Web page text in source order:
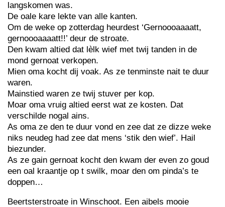
langskomen was.
De oale kare lekte van alle kanten.
Om de weke op zotterdag heurdest ‘Gernoooaaaatt,
gernoooaaaatt!!’ deur de stroate.
Den kwam altied dat lèlk wief met twij tanden in de
mond gernoat verkopen.
Mien oma kocht dij voak. As ze tenminste nait te duur
waren.
Mainstied waren ze twij stuver per kop.
Moar oma vruig altied eerst wat ze kosten. Dat
verschilde nogal ains.
As oma ze den te duur vond en zee dat ze dizze weke
niks neudeg had zee dat mens ‘stik den wief’. Hail
biezunder.
As ze gain gernoat kocht den kwam der even zo goud
een oal kraantje op t swilk, moar den om pinda’s te
doppen…
Beertsterstroate in Winschoot. Een aibels mooie